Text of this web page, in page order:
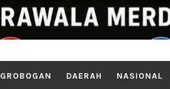
GROBOGAN DAERAH NASIONAL